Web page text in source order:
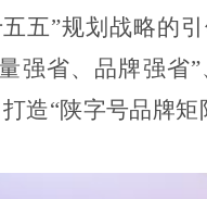
五”规划战略的
强省、品牌强省
造“陕字号品牌矩